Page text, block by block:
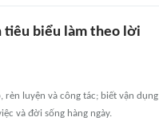
tiêu biểu làm theo lời
luyện và công tác; biết vận dụng
và đời sống hàng ngày.